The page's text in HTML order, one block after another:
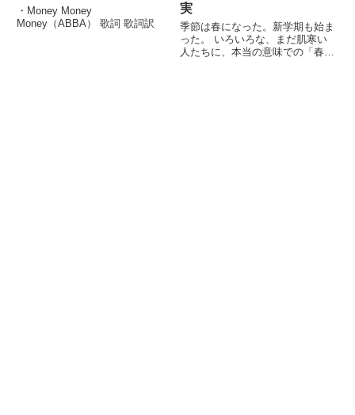
・Money Money
Money（ABBA） 歌詞 歌詞訳
実
季節は春になった。新学期も始ま
った。 いろいろな、まだ肌寒い
人たちに、本当の意味での「春」